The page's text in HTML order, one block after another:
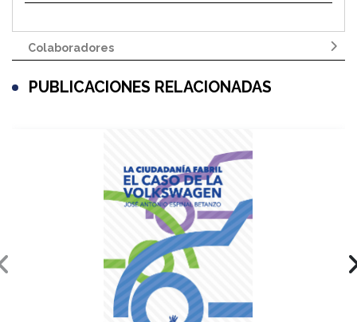
Colaboradores
PUBLICACIONES RELACIONADAS